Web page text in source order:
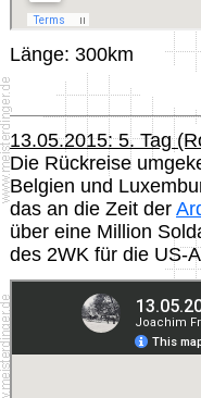
Länge: 300km
13.05.2015: 5. Tag
Die Rückreise
Belgien und
das an die Zeit der
über eine Million
des 2WK für die US-